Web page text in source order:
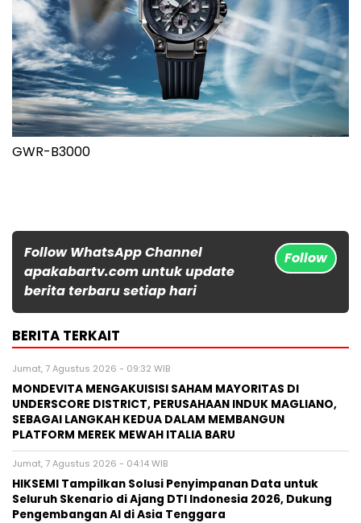
GWR-B3000
Follow WhatsApp Channel
apakabartv.com untuk update
berita terbaru setiap hari
Follow
BERITA TERKAIT
Jumat, 7 Agustus 2026 - 09:32 WIB
MONDEVITA MENGAKUISISI SAHAM MAYORITAS DI
UNDERSCORE DISTRICT, PERUSAHAAN INDUK MAGLIANO,
SEBAGAI LANGKAH KEDUA DALAM MEMBANGUN
PLATFORM MEREK MEWAH ITALIA BARU
Jumat, 7 Agustus 2026 - 04:14 WIB
HIKSEMI Tampilkan Solusi Penyimpanan Data untuk
Seluruh Skenario di Ajang DTI Indonesia 2026, Dukung
Pengembangan AI di Asia Tenggara